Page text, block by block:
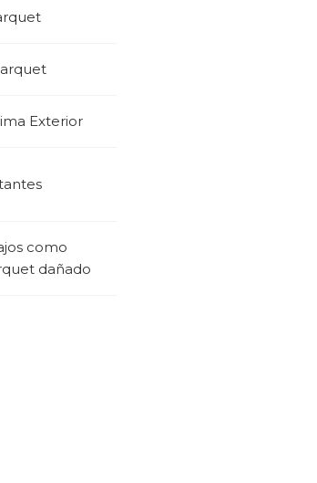
Exterior
como
dañado